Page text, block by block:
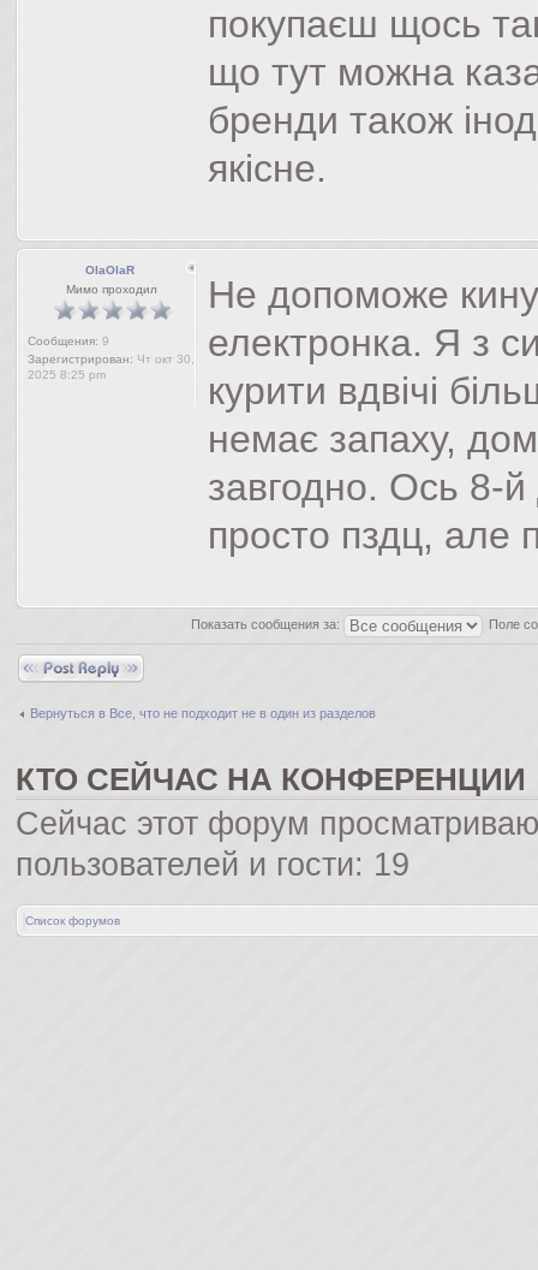
покупаєш щось
що тут можна
бренди також
якісне.
OlaOlaR
Мимо проходил
Сообщения: 9
Зарегистрирован: Чт окт 30,
2025 8:25 pm
Не допоможе
електронка. Я з
курити вдвічі
немає запаху,
завгодно. Ось 8-
просто пздц, але
Показать сообщения за: Поле
Ответить
Вернуться в Все, что не подходит не в один из разделов
КТО СЕЙЧАС НА КОНФЕРЕНЦИИ
Сейчас этот форум
пользователей и гости: 19
Список форумов